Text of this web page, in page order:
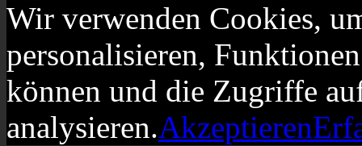
Wir verwenden Cookies,
personalisieren,
können und die Zugriffe
analysieren.Akzeptieren